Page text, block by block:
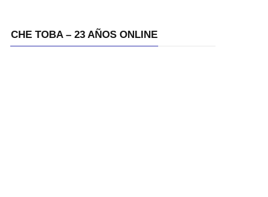
CHE TOBA – 23 AÑOS ONLINE